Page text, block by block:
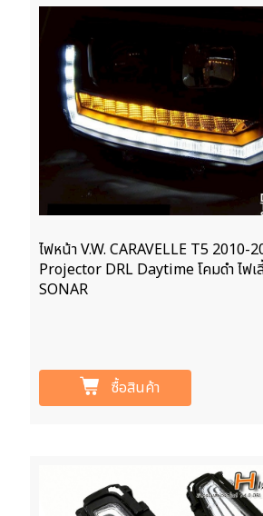
ไฟหน้า V.W. CARAVELLE T5 2010-
Projector DRL Daytime โคมดำ ไฟเ
SONAR
ซื้อสินค้า